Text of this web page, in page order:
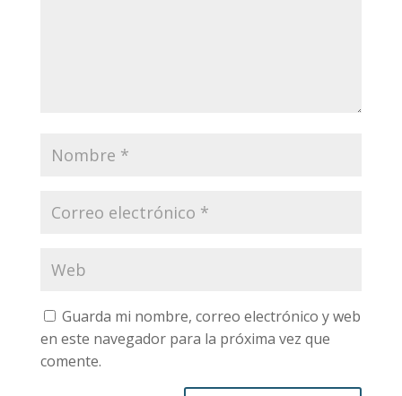
Guarda mi nombre, correo electrónico y web
en este navegador para la próxima vez que
comente.